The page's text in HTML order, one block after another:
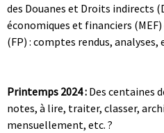
des Douanes et Droits indirects
économiques et financiers
(FP) : comptes rendus, analyses,
Printemps 2024 : Des centaines
notes, à lire, traiter, classer,
mensuellement, etc. ?